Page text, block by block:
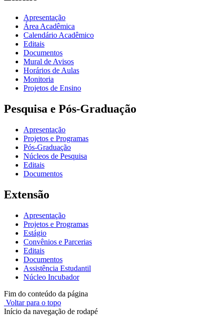
Apresentação
Área Acadêmica
Calendário Acadêmico
Editais
Documentos
Mural de Avisos
Horários de Aulas
Monitoria
Projetos de Ensino
Pesquisa e Pós-Graduação
Apresentação
Projetos e Programas
Pós-Graduação
Núcleos de Pesquisa
Editais
Documentos
Extensão
Apresentação
Projetos e Programas
Estágio
Convênios e Parcerias
Editais
Documentos
Assistência Estudantil
Núcleo Incubador
Fim do conteúdo da página
Voltar para o topo
Início da navegação de rodapé